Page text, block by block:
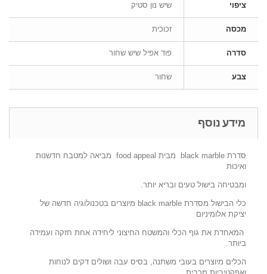
ציפוי שיש נון סטיק
מכסה זכוכית
סדרה פוד אפיל שיש שחור
צבע שחור
מידע נוסף
סדרת black marble מבית food appeal מביאה למטבח חדשנות
ואיכות
ומבטיחה בישול טעים ובריא יותר.
כלי הבישול מסדרת black marble מיוצרים בטכנולוגיה חדשה של
יציקת אלומיניום
המאחדת את גוף הכלי והמשטח החיצוני ליחידה אחת חזקה ועמידה
ביותר.
הכלים מיוצרים בעובי משתנה, בסיס עבה ושולים דקים לנוחות